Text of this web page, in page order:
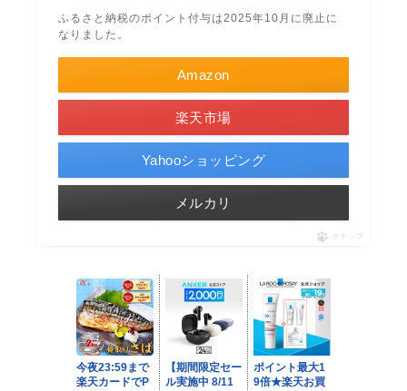
ふるさと納税のポイント付与は2025年10月に廃止に
なりました。
Amazon
楽天市場
Yahooショッピング
メルカリ
ポチップ